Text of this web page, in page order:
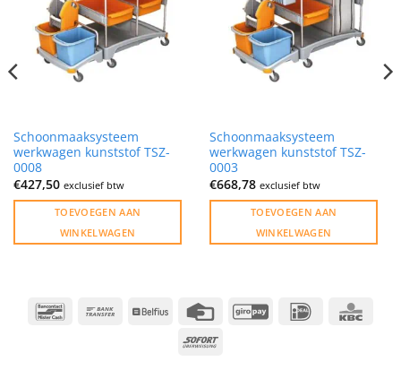
Schoonmaaksysteem
werkwagen kunststof TSZ-
0008
€427,50 exclusief btw
TOEVOEGEN AAN
WINKELWAGEN
Schoonmaaksysteem
werkwagen kunststof TSZ-
0003
€668,78 exclusief btw
TOEVOEGEN AAN
WINKELWAGEN
BancontactBank
Belfius
Credit
GiroPay IDeal
Sofort